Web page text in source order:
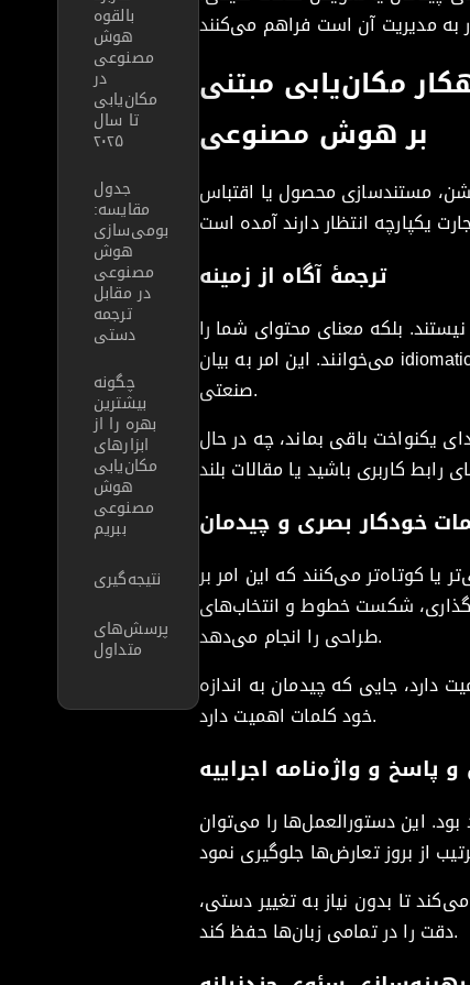
بالقوه
هوش
مصنوعی
در
مکان‌یابی
تا سال
۲۰۲۵
جدول
مقایسه:
بومی‌سازی
هوش
مصنوعی
در مقابل
ترجمه
دستی
چگونه
بیشترین
بهره را از
ابزارهای
مکان‌یابی
هوش
مصنوعی
ببریم
نتیجه‌گیری
پرسش‌های
متداول
مکان‌یابی مبتنی
بر هوش مصنوعی
مستندسازی محصول یا اقتباس
ترجمهٔ آگاه از زمینه
بلکه معنای محتوای شما را
می‌خوانند. این امر به بیان idiomatic‌تری منجر می‌شود، به‌ویژه در مورد اصطلاحات، واژگان تخصصی حوزه و واژگان
صنعتی.
یکنواخت باقی بماند، چه در حال
خودکار بصری و چیدمان
کوتاه‌تر می‌کنند که این امر بر
شکست خطوط و انتخاب‌های
طراحی را انجام می‌دهد.
دارد، جایی که چیدمان به اندازه
خود کلمات اهمیت دارد.
پاسخ و واژه‌نامه اجراییه
این دستورالعمل‌ها را می‌توان
تا بدون نیاز به تغییر دستی،
دقت را در تمامی زبان‌ها حفظ کند.